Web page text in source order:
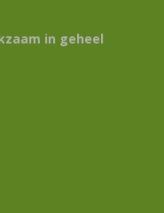
in geheel